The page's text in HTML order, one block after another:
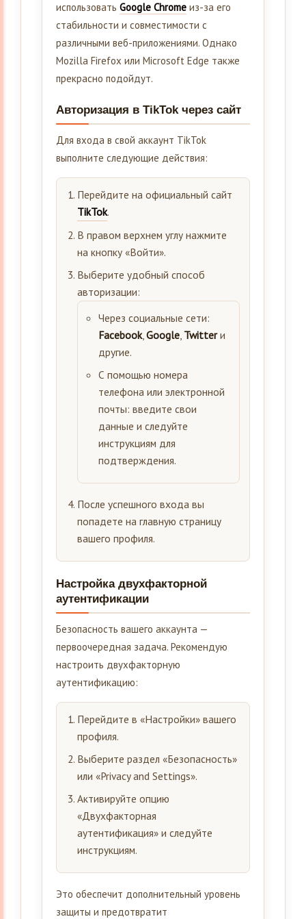
использовать Google Chrome из-за его
стабильности и совместимости с
различными веб-приложениями. Однако
Mozilla Firefox или Microsoft Edge также
прекрасно подойдут.
Авторизация в TikTok через сайт
Для входа в свой аккаунт TikTok
выполните следующие действия:
Перейдите на официальный сайт
TikTok.
В правом верхнем углу нажмите
на кнопку «Войти».
Выберите удобный способ
авторизации:
Через социальные сети:
Facebook, Google Twitterи
другие.
С помощью номера
телефона или электронной
почты: введите свои
данные и следуйте
инструкциям для
подтверждения.
После успешного входа вы
попадете на главную страницу
вашего профиля.
Настройка двухфакторной
аутентификации
Безопасность вашего аккаунта —
первоочередная задача. Рекомендую
настроить двухфакторную
аутентификацию:
Перейдите в «Настройки» вашего
профиля.
Выберите раздел «Безопасность»
или «Privacy and Settings».
Активируйте опцию
«Двухфакторная
аутентификация» и следуйте
инструкциям.
Это обеспечит дополнительный уровень
защиты и предотвратит